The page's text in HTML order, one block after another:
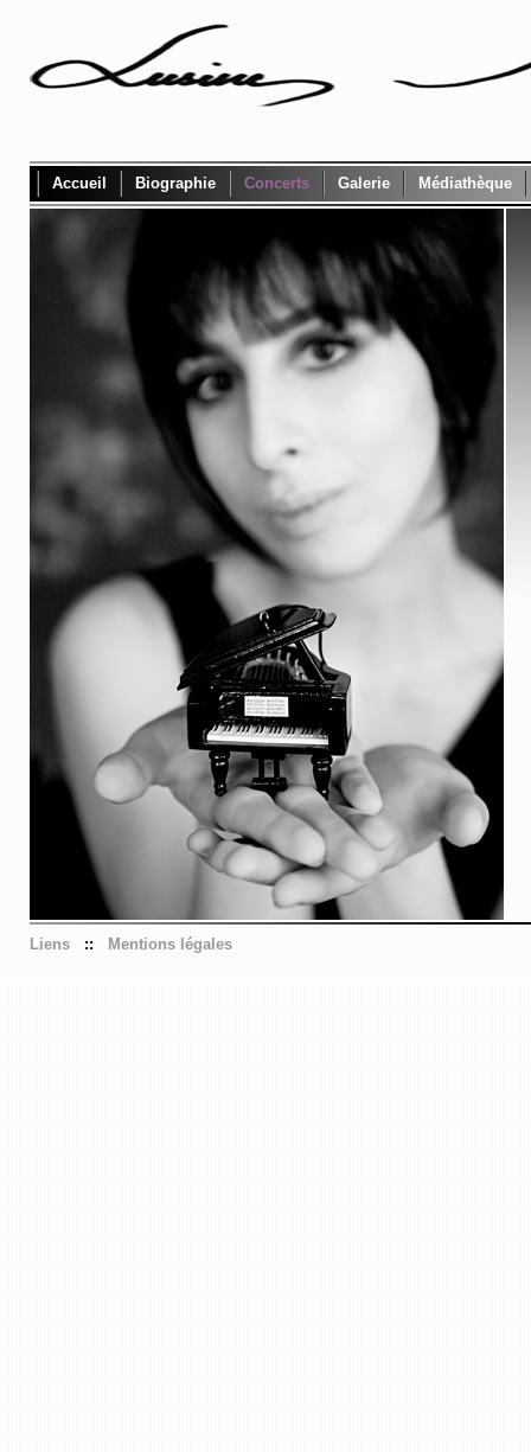
Accueil Biographie Concerts Galerie Médiathèque
Liens :: Mentions légales